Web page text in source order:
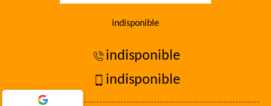
indisponible
indisponible
indisponible